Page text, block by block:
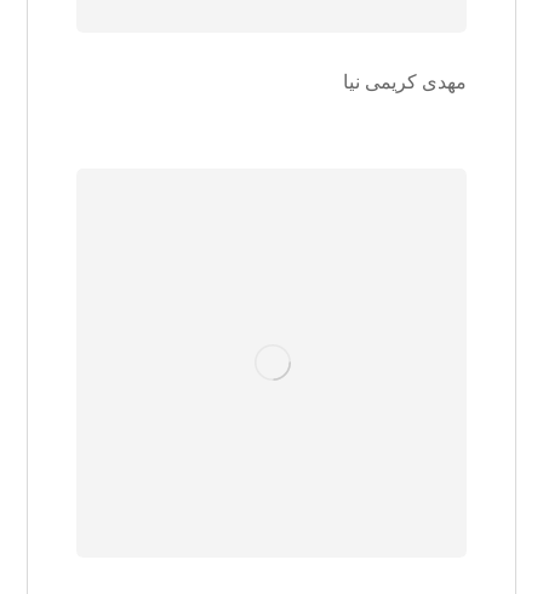
مهدی کریمی نیا